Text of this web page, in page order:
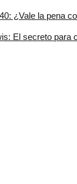
¿Vale la pena
El secreto para